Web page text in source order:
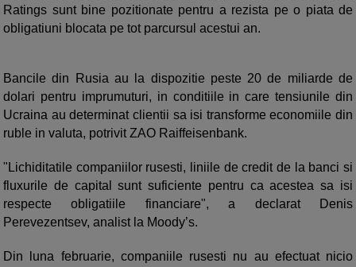
Ratings sunt bine pozitionate pentru a rezista pe o piata de
obligatiuni blocata pe tot parcursul acestui an.
Bancile din Rusia au la dispozitie peste 20 de miliarde de
dolari pentru imprumuturi, in conditiile in care tensiunile din
Ucraina au determinat clientii sa isi transforme economiile din
ruble in valuta, potrivit ZAO Raiffeisenbank.
"Lichiditatile companiilor rusesti, liniile de credit de la banci si
fluxurile de capital sunt suficiente pentru ca acestea sa isi
respecte obligatiile financiare", a declarat Denis
Perevezentsev, analist la Moody’s.
Din luna februarie, companiile rusesti nu au efectuat nicio